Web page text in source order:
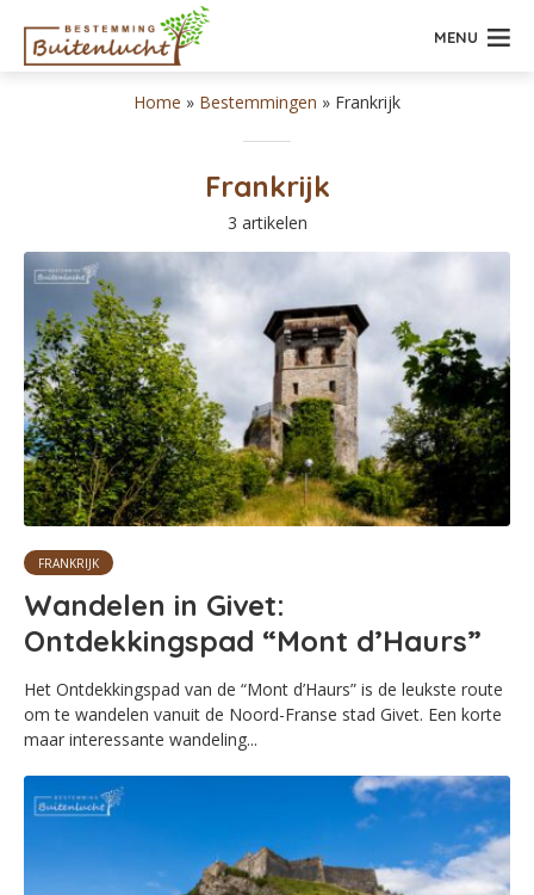
MENU
Home » Bestemmingen » Frankrijk
Frankrijk
3 artikelen
FRANKRIJK
Wandelen in Givet:
Ontdekkingspad “Mont d’Haurs”
Het Ontdekkingspad van de “Mont d’Haurs” is de leukste route
om te wandelen vanuit de Noord-Franse stad Givet. Een korte
maar interessante wandeling...